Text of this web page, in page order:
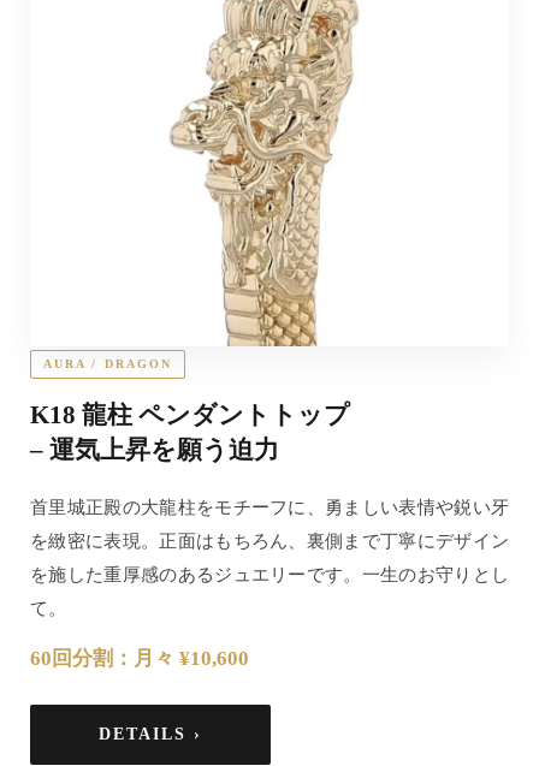
AURA / DRAGON
K18 龍柱 ペンダントトップ
– 運気上昇を願う迫力
首里城正殿の大龍柱をモチーフに、勇ましい表情や鋭い牙
を緻密に表現。正面はもちろん、裏側まで丁寧にデザイン
を施した重厚感のあるジュエリーです。一生のお守りとし
て。
60回分割：月々 ¥10,600
DETAILS ›